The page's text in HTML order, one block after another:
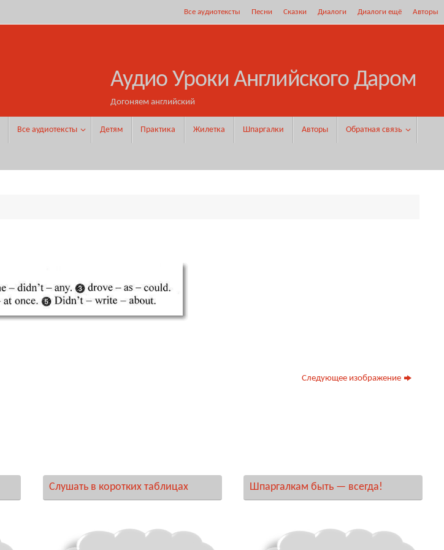
Все аудиотексты Песни Сказки Диалоги Диалоги ещё Авторы
Аудио Уроки Английского Даром
Догоняем английский
Все аудиотексты Детям Практика Жилетка Шпаргалки Авторы Обратная связь
Следующее изображение
Слушать в коротких таблицах Шпаргалкам быть — всегда!